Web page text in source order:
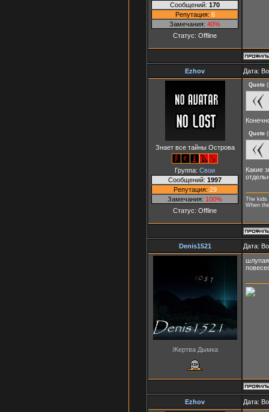
Сообщений: 170
Репутация: 6
Замечания: 40%
Статус: Offline
Ezhov Дата:
Знает все тайны Острова
Группа: Свои
Сообщений: 1997
Репутация: 29
Замечания: 100%
Статус: Offline
Quote (
Quote (
Какие
The kids
When
Denis1521 Дата:
Жертва Дымка
Ezhov Дата: